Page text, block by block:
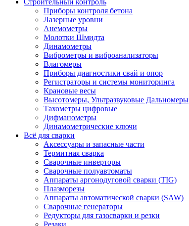
Строительный контроль
Приборы контроля бетона
Лазерные уровни
Анемометры
Молотки Шмидта
Динамометры
Виброметры и виброанализаторы
Влагомеры
Приборы диагностики свай и опор
Регистраторы и системы мониторинга
Крановые весы
Высотомеры, Ультразвуковые Дальномеры
Тахометры цифровые
Дифманометры
Динамометрические ключи
Всё для сварки
Аксессуары и запасные части
Термитная сварка
Сварочные инверторы
Сварочные полуавтоматы
Аппараты аргонодуговой сварки (TIG)
Плазморезы
Аппараты автоматической сварки (SAW)
Сварочные генераторы
Редукторы для газосварки и резки
Резаки